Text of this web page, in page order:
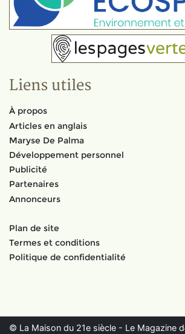
Liens utiles
À propos
Articles en anglais
Maryse De Palma
Développement personnel
Publicité
Partenaires
Annonceurs
Plan de site
Termes et conditions
Politique de confidentialité
© La Maison du 21e siècle - Le Magazine